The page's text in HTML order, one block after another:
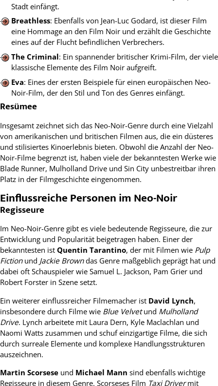
Stadt einfängt.
Breathless: Ebenfalls von Jean-Luc Godard, ist dieser Film
eine Hommage an den Film Noir und erzählt die Geschichte
eines auf der Flucht befindlichen Verbrechers.
The Criminal: Ein spannender britischer Krimi-Film, der viele
klassische Elemente des Film Noir aufgreift.
Eva: Eines der ersten Beispiele für einen europäischen Neo-
Noir-Film, der den Stil und Ton des Genres einfängt.
Resümee
Insgesamt zeichnet sich das Neo-Noir-Genre durch eine Vielzahl
von amerikanischen und britischen Filmen aus, die ein düsteres
und stilisiertes Kinoerlebnis bieten. Obwohl die Anzahl der Neo-
Noir-Filme begrenzt ist, haben viele der bekanntesten Werke wie
Blade Runner, Mulholland Drive und Sin City unbestreitbar ihren
Platz in der Filmgeschichte eingenommen.
Einflussreiche Personen im Neo-Noir
Regisseure
Im Neo-Noir-Genre gibt es viele bedeutende Regisseure, die zur
Entwicklung und Popularität beigetragen haben. Einer der
bekanntesten ist Quentin Tarantino, der mit Filmen wie Pulp
Fictionund Jackie Browndas Genre maßgeblich geprägt hat und
dabei oft Schauspieler wie Samuel L. Jackson, Pam Grier und
Robert Forster in Szene setzt.
Ein weiterer einflussreicher Filmemacher ist David Lynch,
insbesondere durch Filme wie Blue Velvetund Mulholland
Drive. Lynch arbeitete mit Laura Dern, Kyle Maclachlan und
Naomi Watts zusammen und schuf einzigartige Filme, die sich
durch surreale Elemente und komplexe Handlungsstrukturen
auszeichnen.
Martin Scorsese und Michael Mann sind ebenfalls wichtige
Regisseure in diesem Genre. Scorseses Film Taxi Drivermit